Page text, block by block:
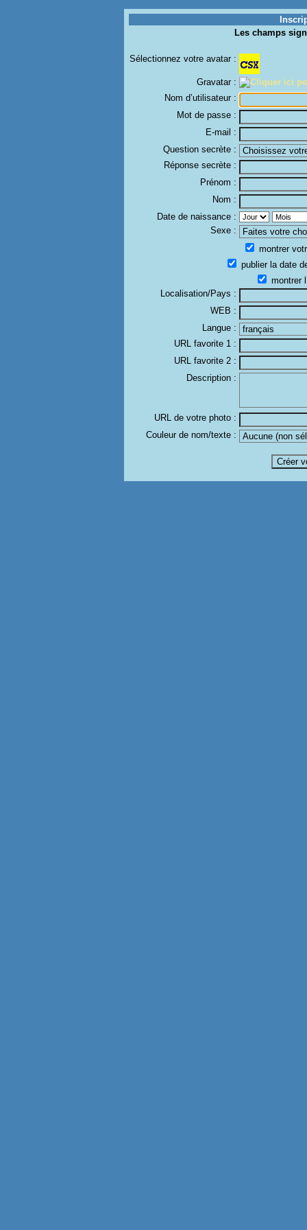
Les champs
Sélectionnez votre avatar :
Gravatar :
Nom d’utilisateur :
Mot de passe :
E-mail :
Question secrète :
Réponse secrète :
Prénom :
Nom :
Date de naissance :
Sexe :
montrer
publier la date
montrer
Localisation/Pays :
WEB :
Langue :
URL favorite 1 :
URL favorite 2 :
Description :
URL de votre photo :
Couleur de nom/texte :